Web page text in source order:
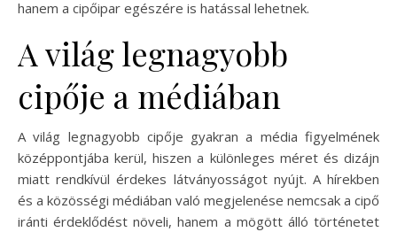
hanem a cipőipar egészére is hatással lehetnek.
A világ legnagyobb
cipője a médiában
A világ legnagyobb cipője gyakran a média figyelmének
középpontjába kerül, hiszen a különleges méret és dizájn
miatt rendkívül érdekes látványosságot nyújt. A hírekben
és a közösségi médiában való megjelenése nemcsak a cipő
iránti érdeklődést növeli, hanem a mögött álló történetet